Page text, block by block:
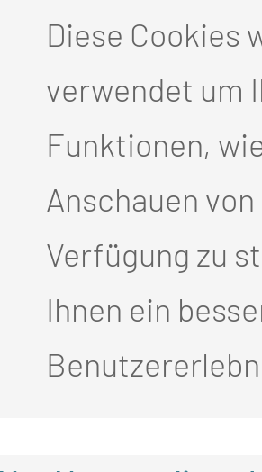
Parazentese,
Diese Cookies
verwendet um
Funktionen,
Anschauen
Verfügung zu
Ihnen ein